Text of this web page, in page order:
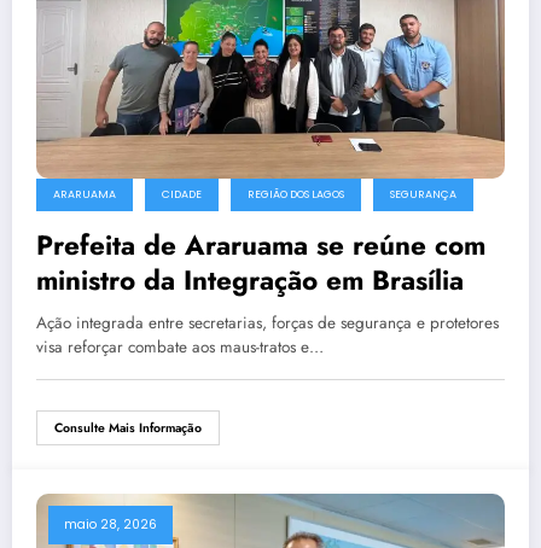
ARARUAMA CIDADE REGIÃO DOS LAGOS SEGURANÇA
Prefeita de Araruama se reúne com
ministro da Integração em Brasília
Ação integrada entre secretarias, forças de segurança e protetores
visa reforçar combate aos maus-tratos e…
Consulte Mais Informação
maio 28, 2026